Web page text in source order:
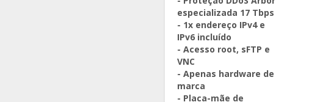
especializada 17 Tbps
- 1x endereço IPv4 e
IPv6 incluído
- Acesso root, sFTP e
VNC
- Apenas hardware de
marca
- Placa-mãe de